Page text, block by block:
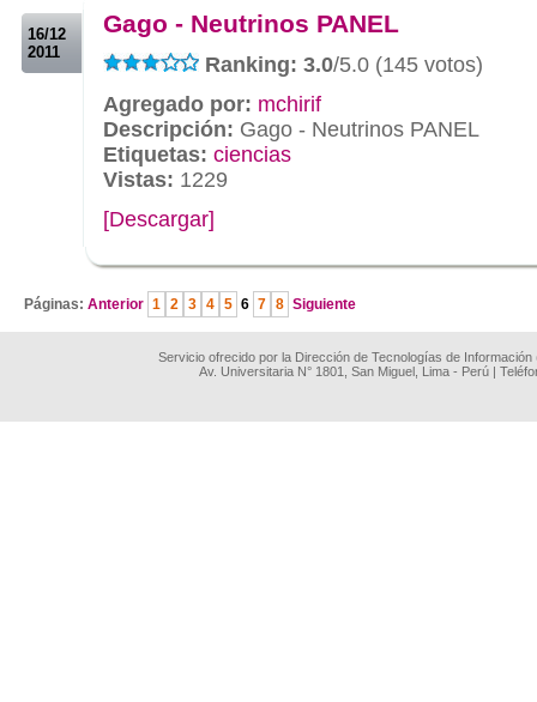
16/12
2011
Gago - Neutrinos PANEL
Ranking: 3.0/5.0 (145 votos)
Agregado por: mchirif
Descripción: Gago - Neutrinos PANEL
Etiquetas: ciencias
Vistas: 1229
[Descargar]
Páginas: Anterior 1 2 3 4 5 6 7 8 Siguiente
Servicio ofrecido por la Dirección de Tecnologías de
Av. Universitaria N° 1801, San Miguel, Lima - Perú |